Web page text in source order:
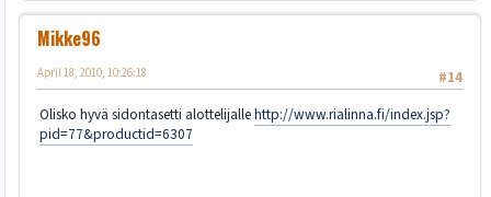
Mikke96
#14
April 18, 2010, 10:26:18
Olisko hyvä sidontasetti alottelijallehttp://www.rialinna.fi/index.jsp?
pid=77&productid=6307